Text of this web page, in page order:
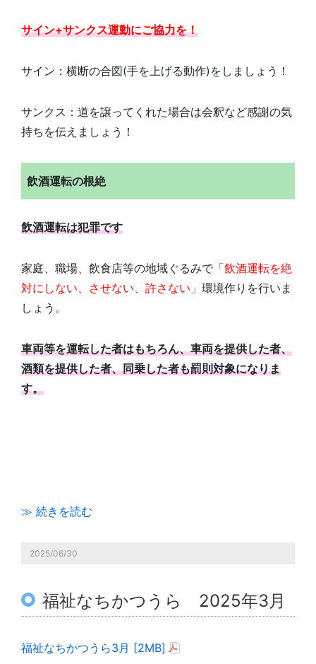
サイン+サンクス運動にご協力を！
サイン：横断の合図(手を上げる動作)をしましょう！
サンクス：道を譲ってくれた場合は会釈など感謝の気
持ちを伝えましょう！
飲酒運転の根絶
飲酒運転は犯罪です
家庭、職場、飲食店等の地域ぐるみで 「飲酒運転を絶
対にしない、させない、許さない」 環境作りを行いま
しょう。
車両等を運転した者はもちろん、車両を提供した者、
酒類を提供した者、同乗した者も罰則対象になりま
す。
≫ 続きを読む
2025/06/30
福祉なちかつうら 2025年3月
福祉なちかつうら3月 [2MB]